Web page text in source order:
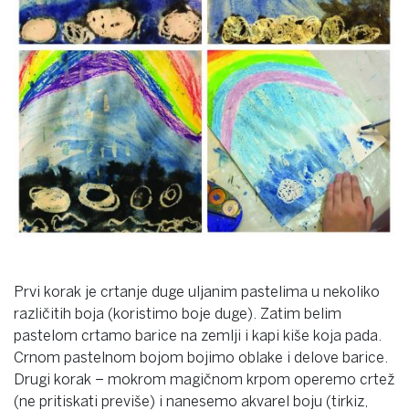
Prvi korak je crtanje duge uljanim pastelima u nekoliko
različitih boja (koristimo boje duge). Zatim belim
pastelom crtamo barice na zemlji i kapi kiše koja pada.
Crnom pastelnom bojom bojimo oblake i delove barice.
Drugi korak – mokrom magičnom krpom operemo crtež
(ne pritiskati previše) i nanesemo akvarel boju (tirkiz,